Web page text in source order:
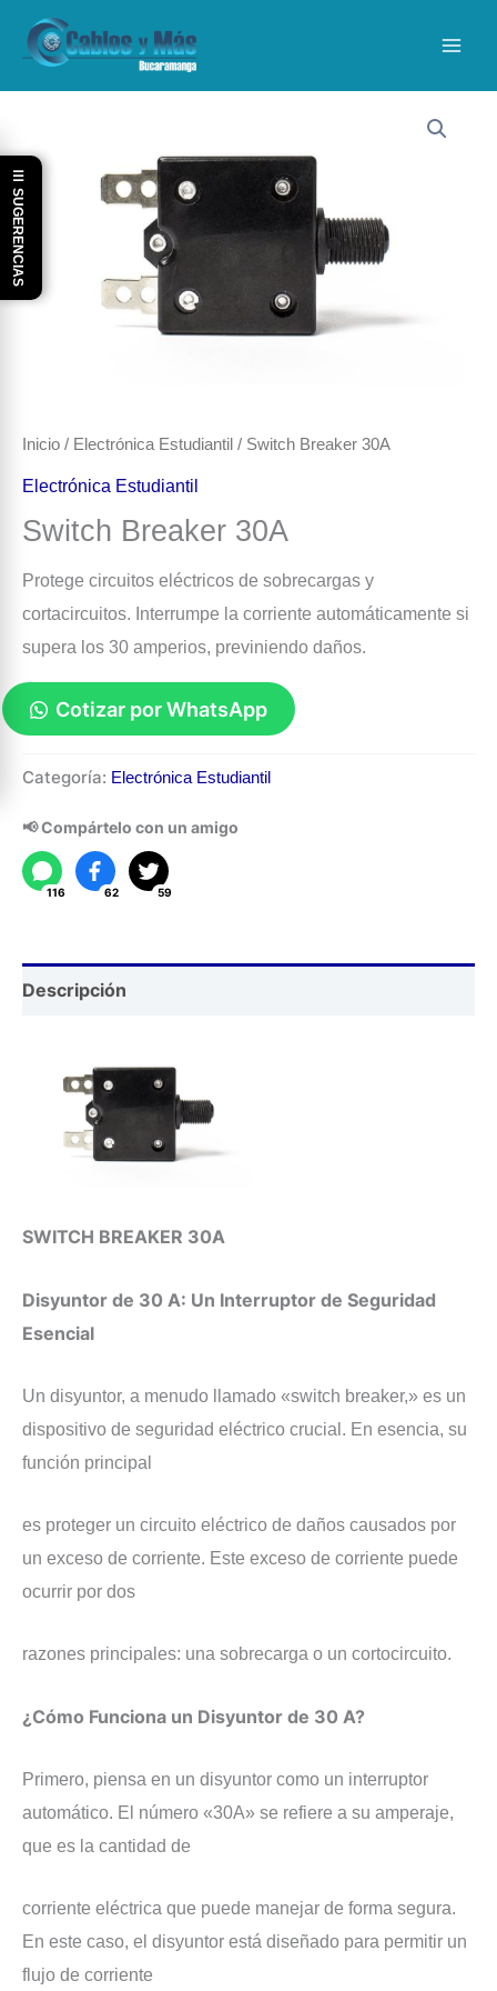
Inicio / Electrónica Estudiantil / Switch Breaker 30A
Electrónica Estudiantil
Switch Breaker 30A
Protege circuitos eléctricos de sobrecargas y
cortacircuitos. Interrumpe la corriente automáticamente si
supera los 30 amperios, previniendo daños.
Cotizar por WhatsApp
Breaker
30A
cantidad
Categoría: Electrónica Estudiantil
📢 Compártelo con un amigo
116 62 59
Descripción
SWITCH BREAKER 30A
Disyuntor de 30 A: Un Interruptor de Seguridad
Esencial
​Un disyuntor, a menudo llamado «switch breaker,» es un
dispositivo de seguridad eléctrico crucial. En esencia, su
función principal
es proteger un circuito eléctrico de daños causados por
un exceso de corriente. Este exceso de corriente puede
ocurrir por dos
razones principales: una sobrecarga o un cortocircuito.
​¿Cómo Funciona un Disyuntor de 30 A?
​Primero, piensa en un disyuntor como un interruptor
automático. El número «30A» se refiere a su amperaje,
que es la cantidad de
corriente eléctrica que puede manejar de forma segura.
En este caso, el disyuntor está diseñado para permitir un
flujo de corriente
☰ SUGERENCIAS